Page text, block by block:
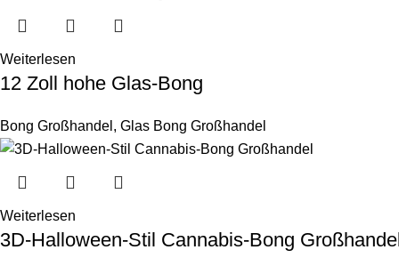
Weiterlesen
12 Zoll hohe Glas-Bong
Bong Großhandel , Glas Bong Großhandel
Weiterlesen
3D-Halloween-Stil Cannabis-Bong